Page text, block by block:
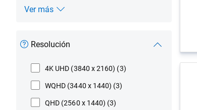
Ver más
Resolución
4K UHD (3840 x 2160) (3)
WQHD (3440 x 1440) (3)
QHD (2560 x 1440) (3)